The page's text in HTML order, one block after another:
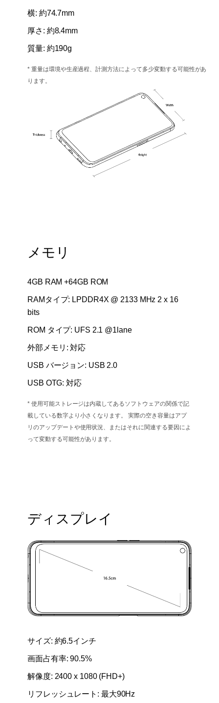
横: 約74.7mm
厚さ: 約8.4mm
質量: 約190g
* 重量は環境や生産過程、計測方法によって多少変動する可能性があ
ります。
メモリ
4GB RAM +64GB ROM
RAMタイプ: LPDDR4X @ 2133 MHz 2 x 16
bits
ROM タイプ: UFS 2.1 @1lane
外部メモリ: 対応
USB バージョン: USB 2.0
USB OTG: 対応
* 使用可能ストレージは内蔵してあるソフトウェアの関係で記
載している数字より小さくなります。 実際の空き容量はアプ
リのアップデートや使用状況、またはそれに関連する要因によ
って変動する可能性があります。
ディスプレイ
サイズ: 約6.5インチ
画面占有率: 90.5%
解像度: 2400 x 1080 (FHD+)
リフレッシュレート: 最大90Hz